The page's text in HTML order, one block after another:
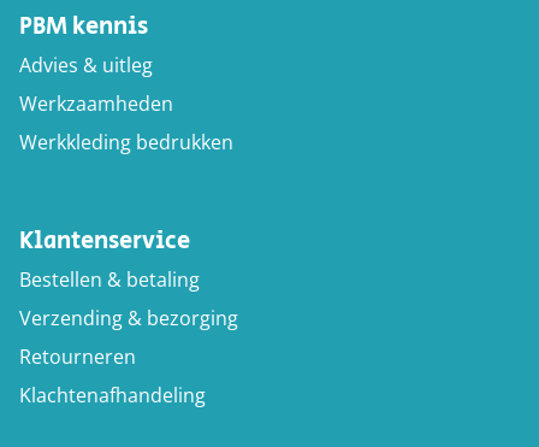
PBM kennis
Advies & uitleg
Werkzaamheden
Werkkleding bedrukken
Klantenservice
Bestellen & betaling
Verzending & bezorging
Retourneren
Klachtenafhandeling